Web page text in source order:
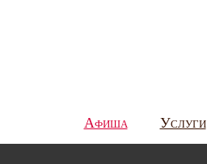
Афиша Услуги